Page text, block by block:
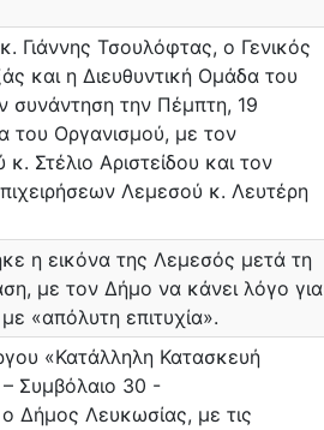
Τσουλόφτας, ο Γενικός
και η Διευθυντική Ομάδα του
την Πέμπτη, 19
του Οργανισμού, με τον
Στέλιο Αριστείδου και τον
Λεμεσού κ. Λευτέρη
η εικόνα της Λεμεσός μετά τη
με τον Δήμο να κάνει λόγο για
«απόλυτη επιτυχία».
«Κατάλληλη Κατασκευή
Συμβόλαιο 30 -
Δήμος Λευκωσίας, με τις